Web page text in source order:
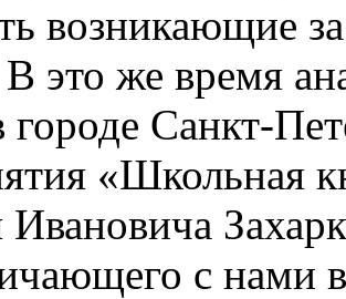
возникающие
это же время
Санкт-
«Школьная
Ивановича
с нами